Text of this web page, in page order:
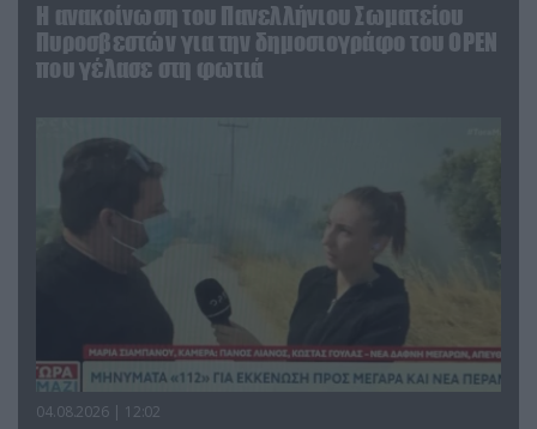
Η ανακοίνωση του Πανελλήνιου Σωματείου
Πυροσβεστών για την δημοσιογράφο του OPEN
που γέλασε στη φωτιά
04.08.2026 | 12:02